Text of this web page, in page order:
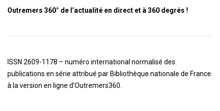
Outremers 360° de l’actualité en direct et à 360 degrés !
ISSN 2609-1178 – numéro international normalisé des
publications en série attribué par Bibliothèque nationale de France
à la version en ligne d’Outremers360.